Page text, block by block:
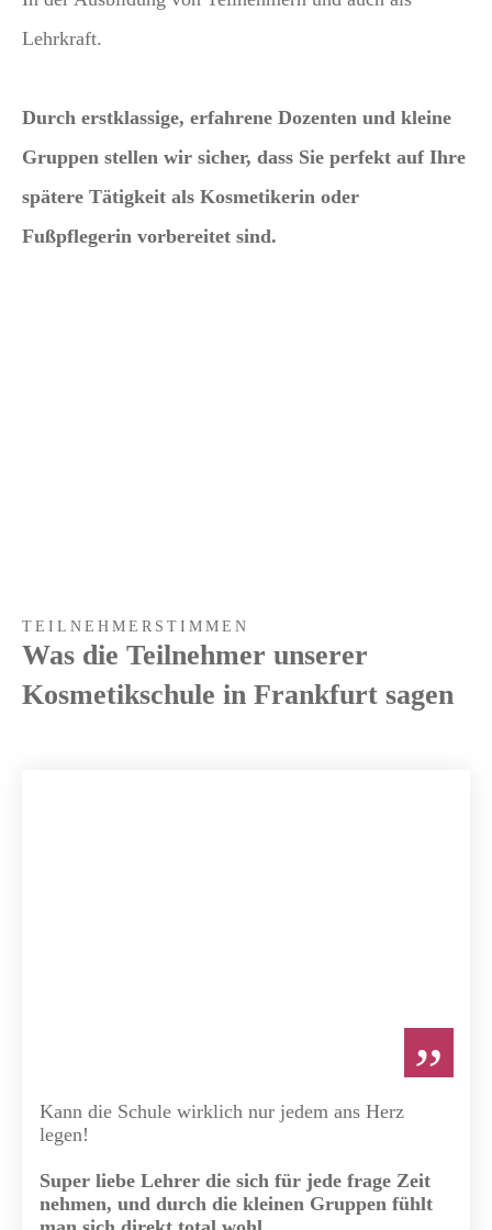
Lehrkraft.
Durch erstklassige, erfahrene Dozenten und kleine
Gruppen stellen wir sicher, dass Sie perfekt auf Ihre
spätere Tätigkeit als Kosmetikerin oder
Fußpflegerin vorbereitet sind.
TEILNEHMERSTIMMEN
Was die Teilnehmer unserer
Kosmetikschule in Frankfurt sagen
”
Kann die Schule wirklich nur jedem ans Herz
legen!
Super liebe Lehrer die sich für jede frage Zeit
nehmen, und durch die kleinen Gruppen fühlt